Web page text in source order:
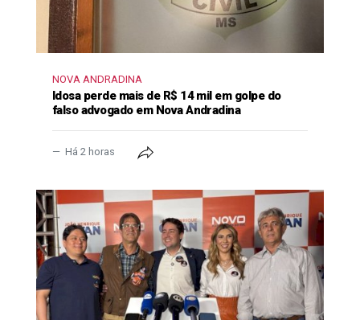
NOVA ANDRADINA
Idosa perde mais de R$ 14 mil em golpe do
falso advogado em Nova Andradina
Há 2 horas